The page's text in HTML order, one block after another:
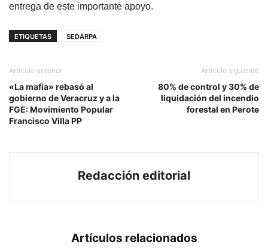
entrega de este importante apoyo.
ETIQUETAS SEDARPA
Artículo anterior
«La mafia» rebasó al
gobierno de Veracruz y a la
FGE: Movimiento Popular
Francisco Villa PP
Artículo siguiente
80% de control y 30% de
liquidación del incendio
forestal en Perote
Redacción editorial
Artículos relacionados